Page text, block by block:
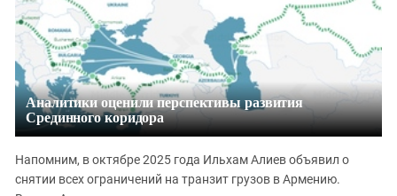
Аналитики оценили перспективы развития
Срединного коридора
Напомним, в октябре 2025 года Ильхам Алиев объявил о
снятии всех ограничений на транзит грузов в Армению.